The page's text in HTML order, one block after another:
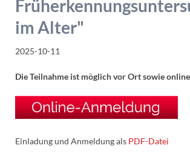
im Alter"
2025-10-11
Die Teilnahme ist möglich vor Ortsowie
Einladung und Anmeldung als PDF-Datei